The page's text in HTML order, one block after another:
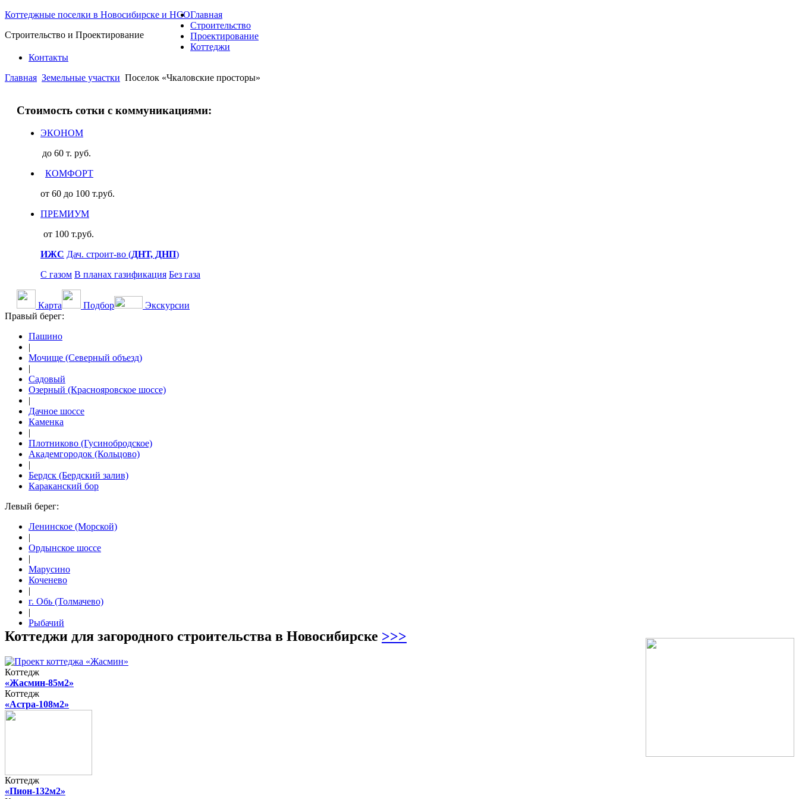
Коттеджные поселки в Новосибирске и НСО
Строительство и Проектирование
Главная
Строительство
Проектирование
Коттеджи
Контакты
Главная Земельные участки Поселок «Чкаловские просторы»
Стоимость сотки с коммуникациями:
ЭКОНОМ
до 60 т. руб.
КОМФОРТ
от 60 до 100 т.руб.
ПРЕМИУМ
от 100 т.руб.
ИЖС Дач. строит-во (ДНТ, ДНП)
С газом В планах газификация Без газа
Карта Подбор
Экскурсии
Правый берег:
Пашино
|
Мочище (Северный объезд)
|
Садовый
Озерный (Краснояровское шоссе)
|
Дачное шоссе
Каменка
|
Плотниково (Гусинобродское)
Академгородок (Кольцово)
|
Бердск (Бердский залив)
Караканский бор
Левый берег:
Ленинское (Морской)
|
Ордынское шоссе
|
Марусино
Коченево
|
г. Обь (Толмачево)
|
Рыбачий
Коттеджи для загородного строительства в Новосибирске >>>
Коттедж
«Жасмин-85м2»
Коттедж
«Астра-108м2»
Коттедж
«Пион-132м2»